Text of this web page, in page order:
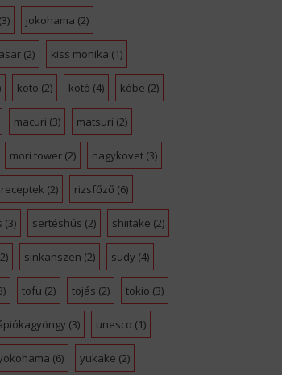
(3) jokohama (2)
(2) kiss monika (1)
koto (2) kotó (4) kóbe (2)
macuri (3) matsuri (2)
mori tower(2) nagykovet(3)
receptek (2) rizsfőző (6)
(3) sertéshús (2) shiitake (2)
sinkanszen (2) sudy (4)
tofu (2) tojás (2) tokio (3)
(3) unesco (1)
(6) yukake (2)